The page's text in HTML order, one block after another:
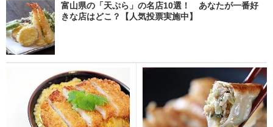
富山県の「天ぷら」の名店10選！ あなたが一番好
きな店はどこ？【人気投票実施中】